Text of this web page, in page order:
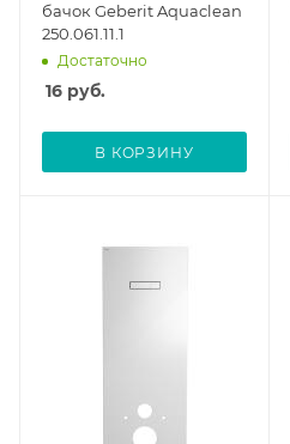
бачок Geberit Aquaclean
250.061.11.1
Достаточно
16 руб.
В КОРЗИНУ